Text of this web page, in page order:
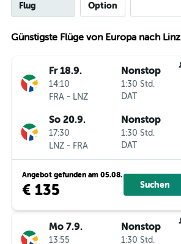
Flug
Option
Günstigste Flüge von Europa nach Linz
Fr 18.9.
14:10
FRA - LNZ
Nonstop
1:30 Std.
DAT
So 20.9.
17:30
LNZ - FRA
Nonstop
1:30 Std.
DAT
Angebot gefunden am 05.08.
€ 135 Suchen
Mo 7.9.
13:55
Nonstop
1:30 Std.